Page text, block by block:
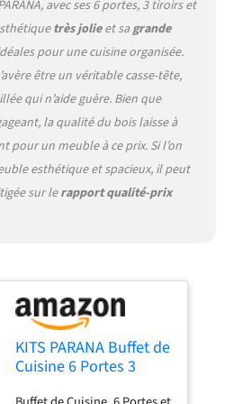
avec ses 6 portes, 3 tiroirs et
très jolieet sagrande
pour une cuisine organisée.
être un véritable casse-tête,
qui n’aide guère. Bien que
la qualité du bois laisse à
pour un meuble à ce prix. Si l’on
esthétique et spacieux, il peut
sur lerapport qualité-prix
KITS PARANA Buffet de
Cuisine 6 Portes 3